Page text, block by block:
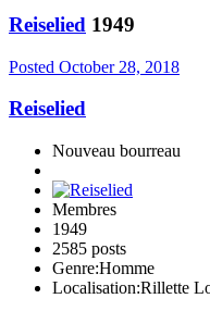
Reiselied 1949
Posted October 28, 2018
Reiselied
Nouveau bourreau
Membres
1949
2585 posts
Genre:Homme
Localisation:Rillette